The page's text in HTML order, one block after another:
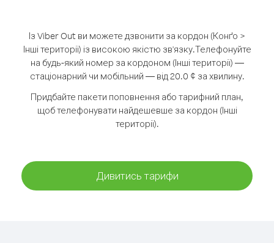
Із Viber Out ви можете дзвонити за кордон (Конґо >
Інші території) із високою якістю зв'язку.Телефонуйте
на будь-який номер за кордоном (Інші території) —
стаціонарний чи мобільний — від 20.0 ¢ за хвилину.
Придбайте пакети поповнення або тарифний план,
щоб телефонувати найдешевше за кордон (Інші
території).
Дивитись тарифи